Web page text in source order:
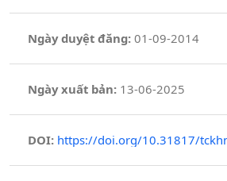
Ngày duyệt đăng:01-09-2014
Ngày xuất bản: 13-06-2025
DOI: https://doi.org/10.31817/